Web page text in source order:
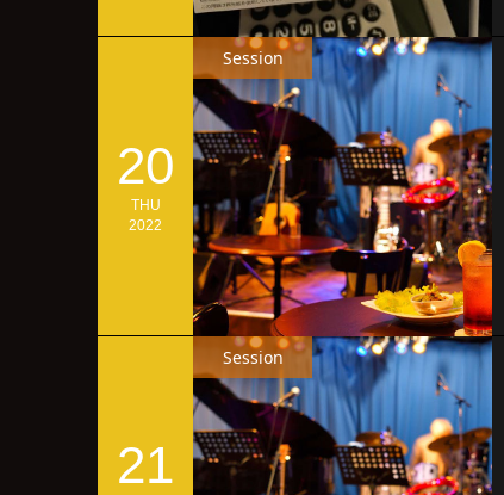
20
THU
2022
Session
21
Session